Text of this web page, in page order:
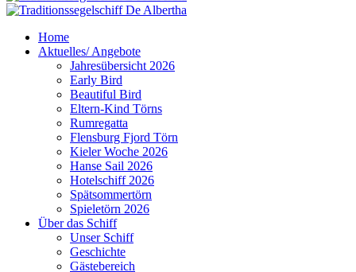
Home
Aktuelles/ Angebote
Jahresübersicht 2026
Early Bird
Beautiful Bird
Eltern-Kind Törns
Rumregatta
Flensburg Fjord Törn
Kieler Woche 2026
Hanse Sail 2026
Hotelschiff 2026
Spätsommertörn
Spieletörn 2026
Über das Schiff
Unser Schiff
Geschichte
Gästebereich